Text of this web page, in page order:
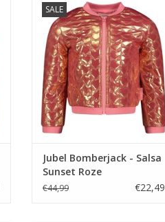
SALE
Roze
TOEVOEGEN AAN WINKELWAGEN
Jubel Bomberjack - Salsa
Sunset Roze
€44,99 €22,49